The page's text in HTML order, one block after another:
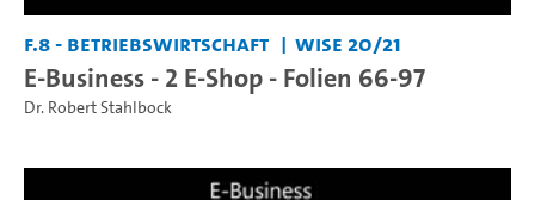
F.8 - Betriebswirtschaft WiSe 20/21
E-Business - 2 E-Shop - Folien 66-97
Dr. Robert Stahlbock